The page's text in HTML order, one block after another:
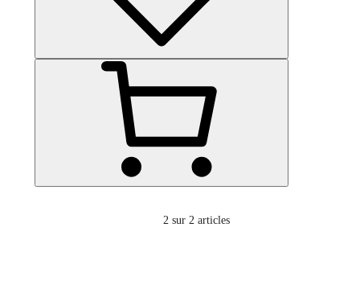
2 sur 2 articles